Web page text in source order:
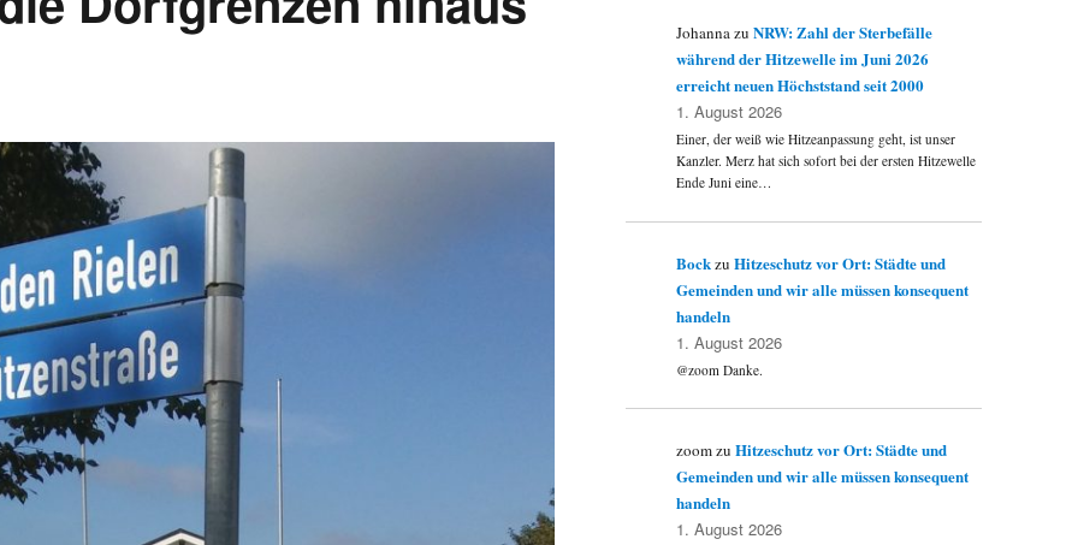
JohannazuNRW: Zahl der Sterbefälle
während der Hitzewelle im Juni 2026
erreicht neuen Höchststand seit 2000
1. August 2026
Einer, der weiß wie Hitzeanpassung geht, ist unser
Kanzler. Merz hat sich sofort bei der ersten Hitzewelle
Ende Juni eine…
BockzuHitzeschutz vor Ort: Städte und
Gemeinden und wir alle müssen konsequent
handeln
1. August 2026
@zoom Danke.
zoomzuHitzeschutz vor Ort: Städte und
Gemeinden und wir alle müssen konsequent
handeln
1. August 2026